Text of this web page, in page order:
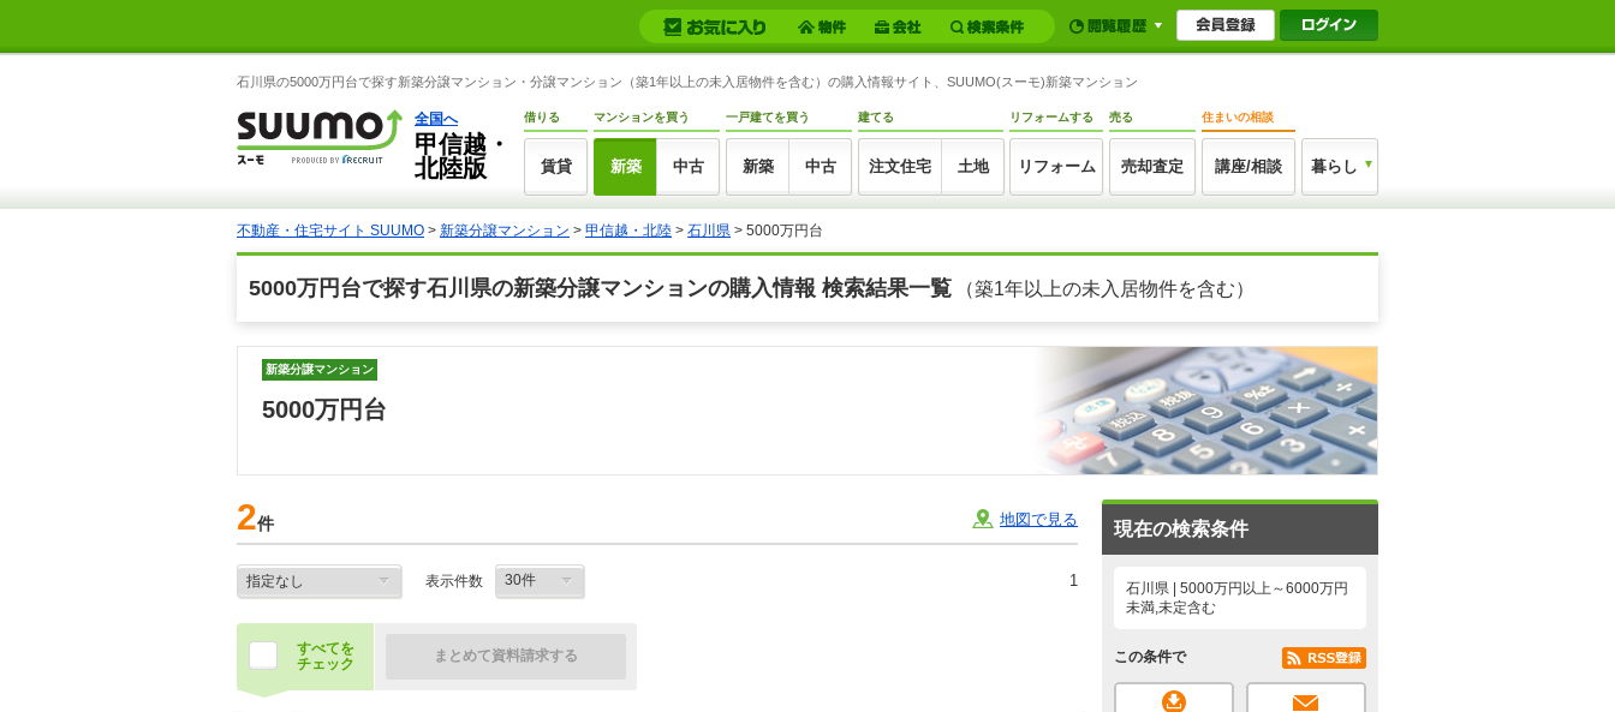
石川県の5000万円台で探す新築分譲マンション・分譲マンション（築1年以上の未入居物件を含む）の購入情報サイト、SUUMO(スーモ)新築マンション
全国へ
甲信越・
北陸版
借りる
賃貸
マンションを買う
新築 中古
一戸建てを買う
新築 中古
建てる
注文住宅 土地
リフォームする
リフォーム
売る
売却査定
住まいの相談
講座/相談 暮らし
不動産・住宅サイト SUUMO > 新築分譲マンション > 甲信越・北陸 > 石川県 > 5000万円台
5000万円台で探す石川県の新築分譲マンションの購入情報 検索結果一覧 （築1年以上の未入居物件を含む）
新築分譲マンション
5000万円台
2件 地図で見る
表示件数 1
すべてを
チェック
まとめて資料請求する
現在の検索条件
石川県 | 5000万円以上～6000万円
未満,未定含む
この条件で